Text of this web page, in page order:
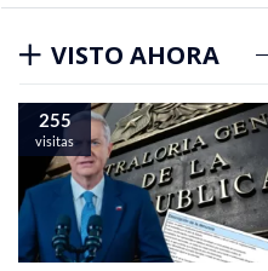
VISTO AHORA
255
visitas